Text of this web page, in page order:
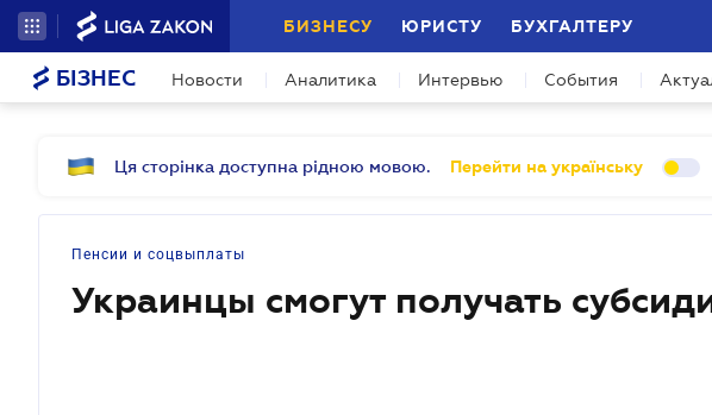
БИЗНЕСУ ЮРИСТУ БУХГАЛТЕРУ
БІЗНЕС Новости Аналитика Интервью События
Ця сторінка доступна рідною мовою. Перейти на українську
Пенсии и соцвыплаты
Украинцы смогут получать